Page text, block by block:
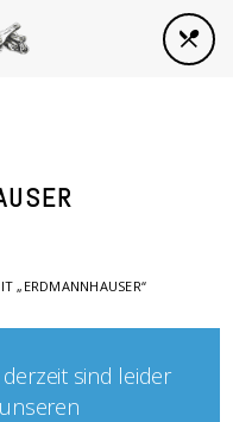
„ERDMANNHAUSER“
sind leider